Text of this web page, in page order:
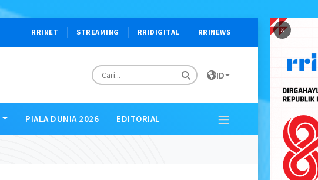
×
RRINET STREAMING RRIDIGITAL RRINEWS
ID
PIALA DUNIA 2026 EDITORIAL